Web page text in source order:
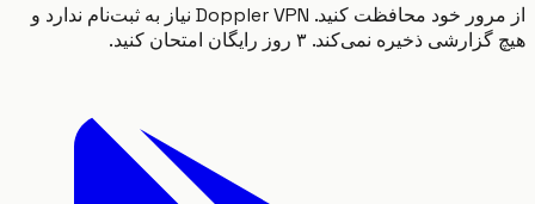
از مرور خود محافظت کنید. Doppler VPN نیاز به ثبت‌نام ندارد و
ذخیره نمی‌کند. ۳ روز رایگان امتحان کنید.